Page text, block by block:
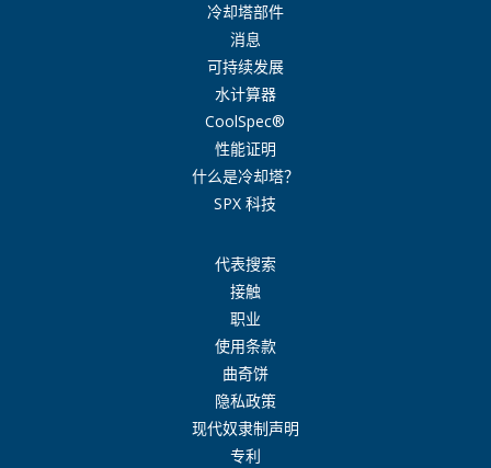
冷却塔部件
消息
可持续发展
水计算器
CoolSpec®
性能证明
什么是冷却塔？
SPX 科技
代表搜索
接触
职业
使用条款
曲奇饼
隐私政策
现代奴隶制声明
专利